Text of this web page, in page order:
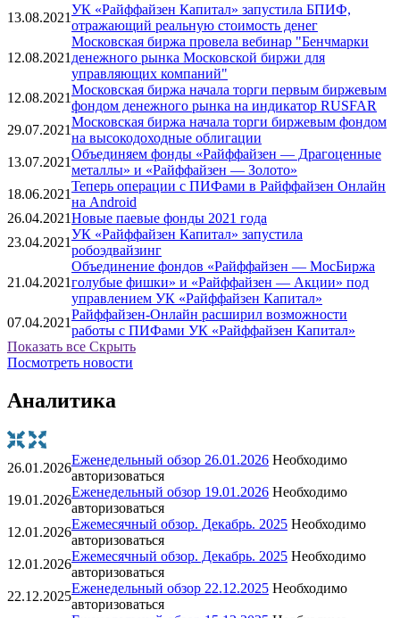
13.08.2021
УК «Райффайзен Капитал» запустила БПИФ,
отражающий реальную стоимость денег
12.08.2021
Московская биржа провела вебинар "Бенчмарки
денежного рынка Московской биржи для
управляющих компаний"
12.08.2021
Московская биржа начала торги первым биржевым
фондом денежного рынка на индикатор RUSFAR
29.07.2021
Московская биржа начала торги биржевым фондом
на высокодоходные облигации
13.07.2021
Объединяем фонды «Райффайзен — Драгоценные
металлы» и «Райффайзен — Золото»
18.06.2021
Теперь операции с ПИФами в Райффайзен Онлайн
на Android
26.04.2021Новые паевые фонды 2021 года
23.04.2021
УК «Райффайзен Капитал» запустила
робоэдвайзинг
21.04.2021
Объединение фондов «Райффайзен — МосБиржа
голубые фишки» и «Райффайзен — Акции» под
управлением УК «Райффайзен Капитал»
07.04.2021
Райффайзен-Онлайн расширил возможности
работы с ПИФами УК «Райффайзен Капитал»
Показать все Скрыть
Посмотреть новости
Аналитика
26.01.2026
Еженедельный обзор 26.01.2026 Необходимо
авторизоваться
19.01.2026
Еженедельный обзор 19.01.2026 Необходимо
авторизоваться
12.01.2026
Ежемесячный обзор. Декабрь. 2025 Необходимо
авторизоваться
12.01.2026
Ежемесячный обзор. Декабрь. 2025 Необходимо
авторизоваться
22.12.2025
Еженедельный обзор 22.12.2025 Необходимо
авторизоваться